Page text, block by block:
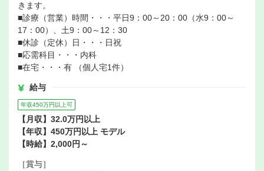
きます。
■診療（営業）時間・・・平日9：00～20：00（水9：00～
17：00）、土9：00～12：30
■休診（定休）日・・・日祝
■応需科目・・・内科
■在宅・・・有 （個人宅1件）
給与
年収450万円以上可
【月収】32.0万円以上
【年収】450万円以上 モデル
【時給】2,000円～
［賞与］